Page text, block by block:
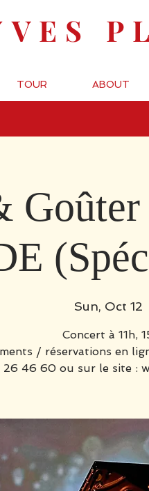
TOUR ABOUT
Sun, Oct 12
Concert à 11h,
/ réservations en
46 60 ou sur le site :